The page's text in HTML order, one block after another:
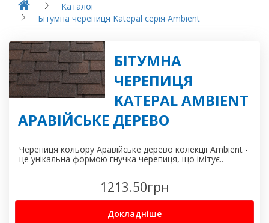
Каталог
Бітумна черепиця Katepal серія Ambient
БІТУМНА
ЧЕРЕПИЦЯ
KATEPAL AMBIENT
АРАВІЙСЬКЕ ДЕРЕВО
Черепиця кольору Аравійське дерево колекції Ambient -
це унікальна формою гнучка черепиця, що імітує..
1213.50грн
Докладніше